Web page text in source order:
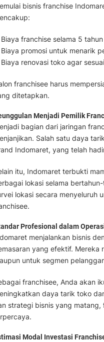
bisnis franchise
Biaya franchise selama 5 tahun
Biaya promosi untuk menarik
Biaya renovasi toko agar
franchisee harus
ditetapkan.
Menjadi Pemilik
bagian dari jaringan
Salah satu daya
Indomaret, yang telah
itu, Indomaret terbukti
lokasi selama
lokasi secara menyeluruh
Profesional dalam
menjalankan bisnis
yang efektif.
untuk segmen
franchisee, Anda akan
daya tarik toko
strategi bisnis yang matang,
Modal Investasi